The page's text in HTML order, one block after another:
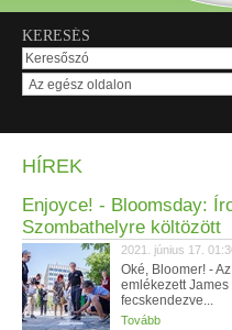
KERESÉS
HÍREK
Enjoyce! - Bloomsday:
Szombathelyre költözött
2021. június 17.
Oké, Bloomer! -
emlékezett
fecskendezve...
Tovább